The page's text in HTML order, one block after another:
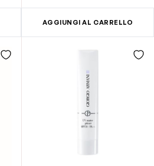
AGGIUNGI AL CARRELLO